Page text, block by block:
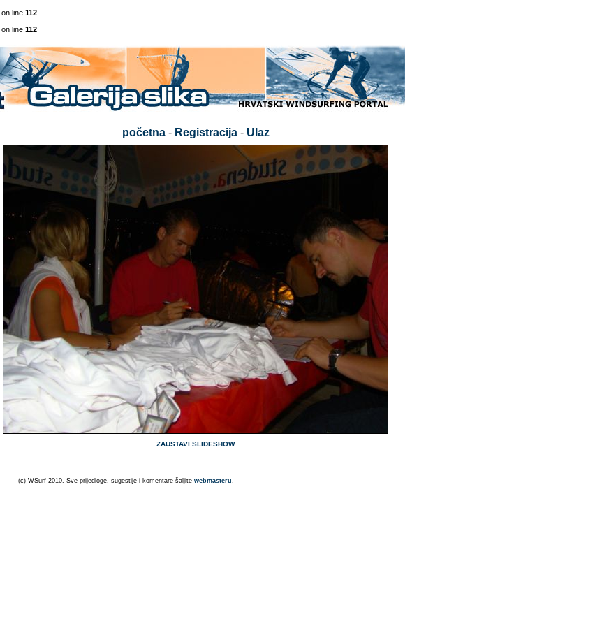
on line 112
on line 112
početna- Registracija- Ulaz
ZAUSTAVI SLIDESHOW
(c) WSurf 2010. Sve prijedloge, sugestije i komentare šaljite webmasteru